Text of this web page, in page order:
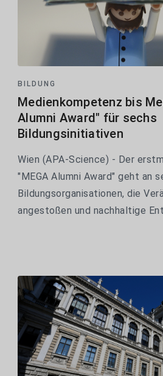
BILDUNG
Medienkompetenz bis
Alumni Award" für sechs
Bildungsinitiativen
Wien (APA-Science) - Der
"MEGA Alumni Award" geht an
Bildungsorganisationen, die
angestoßen und nachhaltige